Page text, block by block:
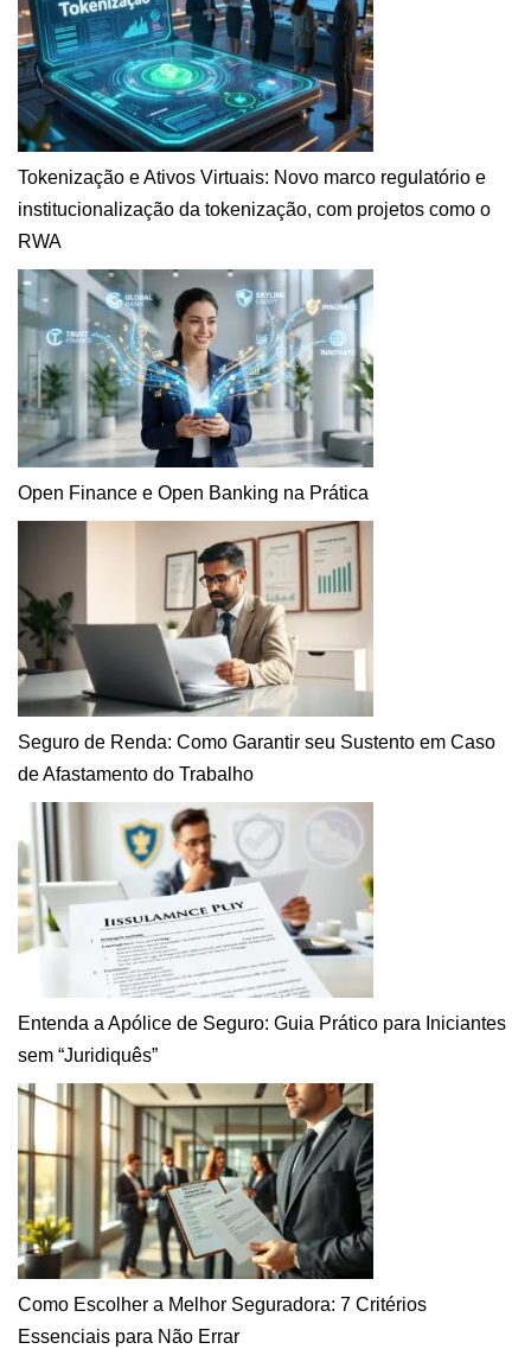
Tokenização e Ativos Virtuais: Novo marco regulatório e
institucionalização da tokenização, com projetos como o
RWA
Open Finance e Open Banking na Prática
Seguro de Renda: Como Garantir seu Sustento em Caso
de Afastamento do Trabalho
Entenda a Apólice de Seguro: Guia Prático para Iniciantes
sem “Juridiquês”
Como Escolher a Melhor Seguradora: 7 Critérios
Essenciais para Não Errar